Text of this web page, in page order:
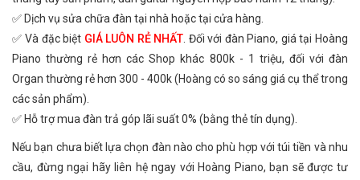
✅ Dịch vụ sửa chữa đàn tại nhà hoặc tại cửa hàng.
✅ Và đặc biệt GIÁ LUÔN RẺ NHẤT . Đối với đàn Piano, giá tại Hoàng
Piano thường rẻ hơn các Shop khác 800k - 1 triệu, đối với đàn
Organ thường rẻ hơn 300 - 400k (Hoàng có so sáng giá cụ thể trong
các sản phẩm).
✅ Hỗ trợ mua đàn trả góp lãi suất 0% (bằng thẻ tín dụng).
Nếu bạn chưa biết lựa chọn đàn nào cho phù hợp với túi tiền và nhu
cầu, đừng ngại hãy liên hệ ngay với Hoàng Piano, bạn sẽ được tư